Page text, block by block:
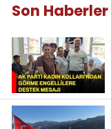
Son Haberler